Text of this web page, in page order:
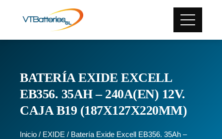
BATERÍA EXIDE EXCELL
EB356. 35AH – 240A(EN) 12V.
CAJA B19 (187X127X220MM)
Inicio / EXIDE / Batería Exide Excell EB356. 35Ah –